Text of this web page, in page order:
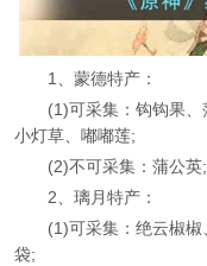
1、蒙德特产：
(1)可采集：钩钩果、落
小灯草、嘟嘟莲;
(2)不可采集：蒲公英;
2、璃月特产：
(1)可采集：绝云椒椒
袋;